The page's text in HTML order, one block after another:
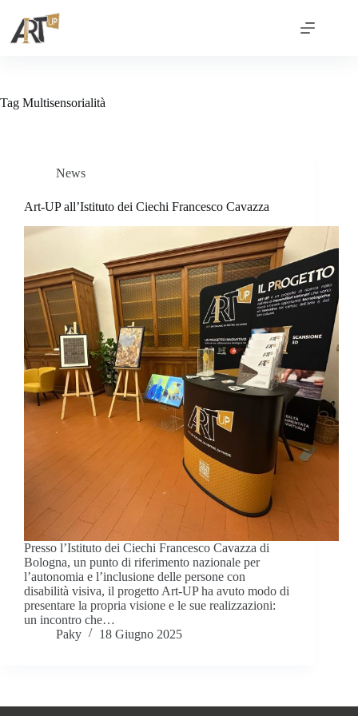
Tag Multisensorialità
News
Art-UP all’Istituto dei Ciechi Francesco Cavazza
Presso l’Istituto dei Ciechi Francesco Cavazza di
Bologna, un punto di riferimento nazionale per
l’autonomia e l’inclusione delle persone con
disabilità visiva, il progetto Art-UP ha avuto modo di
presentare la propria visione e le sue realizzazioni:
un incontro che…
Paky
18 Giugno 2025